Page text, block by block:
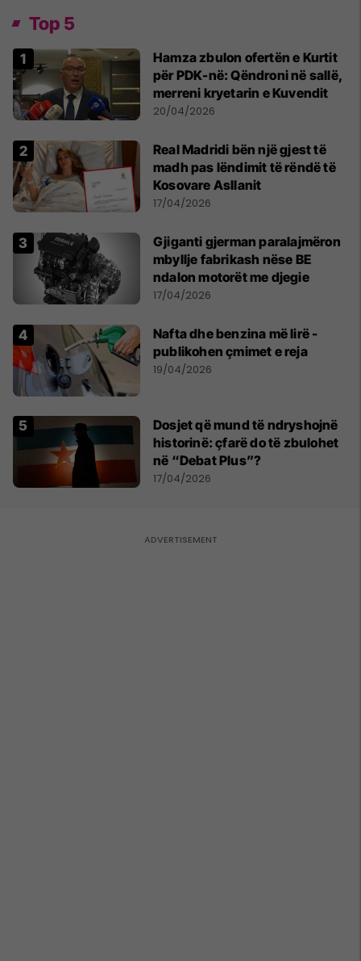
Top 5
Hamza zbulon ofertën e Kurtit
për PDK-në: Qëndroni në sallë,
merreni kryetarin e Kuvendit
20/04/2026
Real Madridi bën një gjest të
madh pas lëndimit të rëndë të
Kosovare Asllanit
17/04/2026
Gjiganti gjerman paralajmëron
mbyllje fabrikash nëse BE
ndalon motorët me djegie
17/04/2026
Nafta dhe benzina më lirë -
publikohen çmimet e reja
19/04/2026
Dosjet që mund të ndryshojnë
historinë: çfarë do të zbulohet
në “Debat Plus”?
17/04/2026